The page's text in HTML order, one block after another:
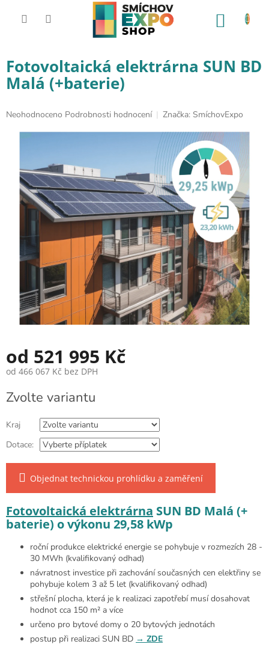
Fotovoltaická elektrárna SUN BD
Malá (+baterie)
Průměrné hodnocení produktu je 0,0 z 5 hvězdiček.
Neohodnoceno Podrobnosti hodnocení Značka: SmíchovExpo
od 521 995 Kč
od 466 067 Kč bez DPH
Zvolte variantu
Kraj
Dotace:
Objednat technickou prohlídku a zaměření
Fotovoltaická elektrárna SUN BD Malá (+
baterie) o výkonu 29,58 kWp
roční produkce elektrické energie se pohybuje v rozmezích 28 -
30 MWh (kvalifikovaný odhad)
návratnost investice při zachování současných cen elektřiny se
pohybuje kolem 3 až 5 let (kvalifikovaný odhad)
střešní plocha, která je k realizaci zapotřebí musí dosahovat
hodnot cca 150 m² a více
určeno pro bytové domy o 20 bytových jednotách
postup při realizaci SUN BD → ZDE